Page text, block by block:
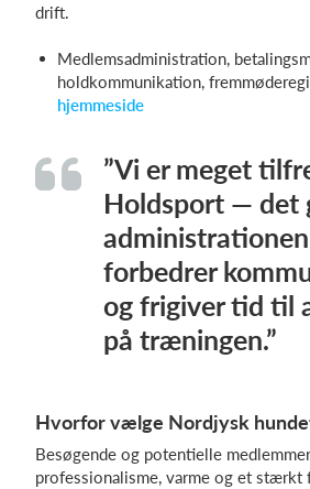
drift.
Medlemsadministration,
holdkommunikation,
hjemmeside
”Vi er meget
Holdsport — det
forbedrer
og frigiver tid til
på træningen.”
Hvorfor vælge Nordjysk
Besøgende og potentielle
professionalisme, varme og et stærkt